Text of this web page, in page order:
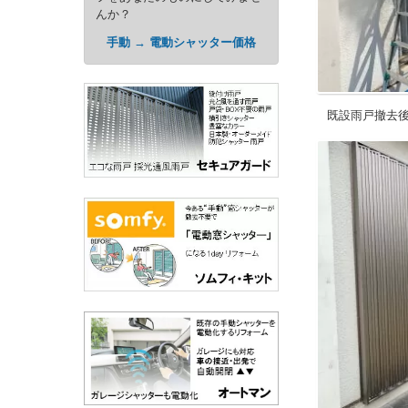
既設雨戸撤去
んか？
手動 → 電動シャッター価格